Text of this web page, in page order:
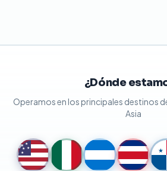
¿Dónde
Operamos en los principales destinos
Asia
★ ★
★ ★
★
★